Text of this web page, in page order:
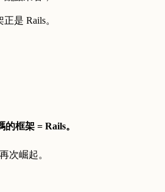
是 Rails。
框架 = Rails。
次崛起。